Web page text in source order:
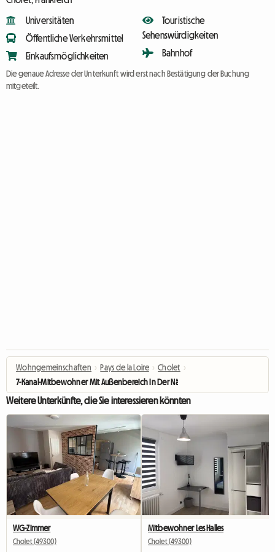
Universitäten
Öffentliche Verkehrsmittel
Einkaufsmöglichkeiten
Touristische
Sehenswürdigkeiten
Bahnhof
Die genaue Adresse der Unterkunft wird erst nach Bestätigung der Buchung
mitgeteilt.
Wohngemeinschaften › Pays de la Loire › Cholet ›
7-Kanal-Mitbewohner Mit Außenbereich In Der Nähe Von Halles In Einer
Weitere Unterkünfte, die Sie interessieren könnten
WG-Zimmer
Cholet (49300)
Mitbewohner Les Halles
Cholet (49300)